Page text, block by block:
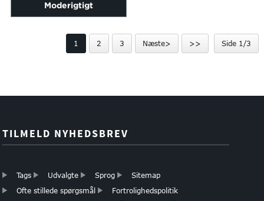
Moderigtigt
silkepapir...
1 2 3 Næste> >> Side 1/3
TILMELD NYHEDSBREV
Tags Udvalgte Sprog
Sitemap
Ofte stillede spørgsmål
Fortrolighedspolitik